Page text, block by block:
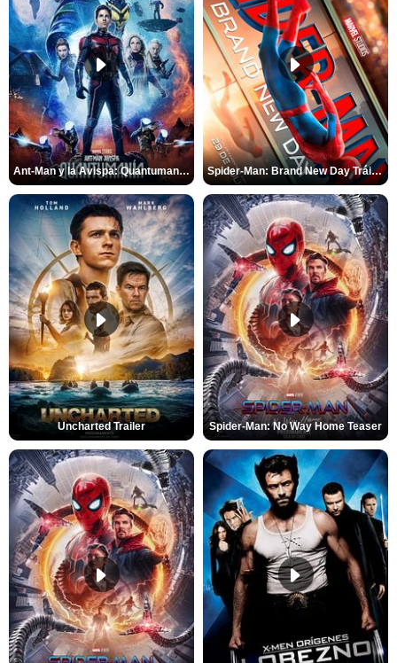
Ant-Man y la Avispa: Quantumanía Tráiler (2) Spider-Man: Brand New Day Tráiler (3)
Uncharted Trailer Spider-Man: No Way Home Teaser